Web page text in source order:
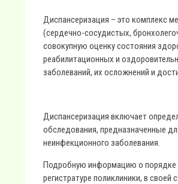
Диспансеризация – это комплекс
(сердечно-сосудистых,
совокупную оценку состояния
реабилитационных и
заболеваний, их осложнений и
Диспансеризация включает
обследования, предназначенные
неинфекционного заболевания.
Подробную информацию о порядке
регистратуре поликлиники, в